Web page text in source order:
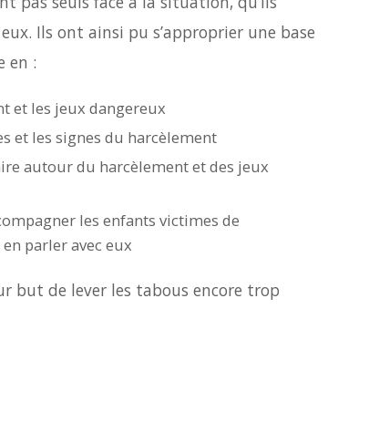
Ils ont ainsi pu s’approprier une base
en :
et les jeux dangereux
et les signes du harcèlement
autour du harcèlement et des jeux
les enfants victimes de
parler avec eux
but de lever les tabous encore trop